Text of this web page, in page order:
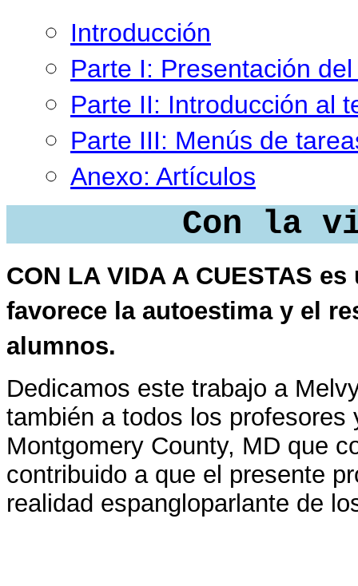
Introducción
Parte I: Presentación
Parte II: Introducción al
Parte III: Menús de
Anexo: Artículos
Con la
CON LA VIDA A CUESTAS
favorece la autoestima y el
alumnos.
Dedicamos este trabajo a
también a todos los
Montgomery County, MD que
contribuido a que el presente
realidad espangloparlante de